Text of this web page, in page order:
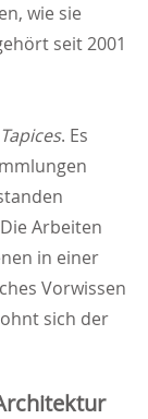
wie sie
seit 2001
. Es
Arbeiten
in einer
Vorwissen
sich der